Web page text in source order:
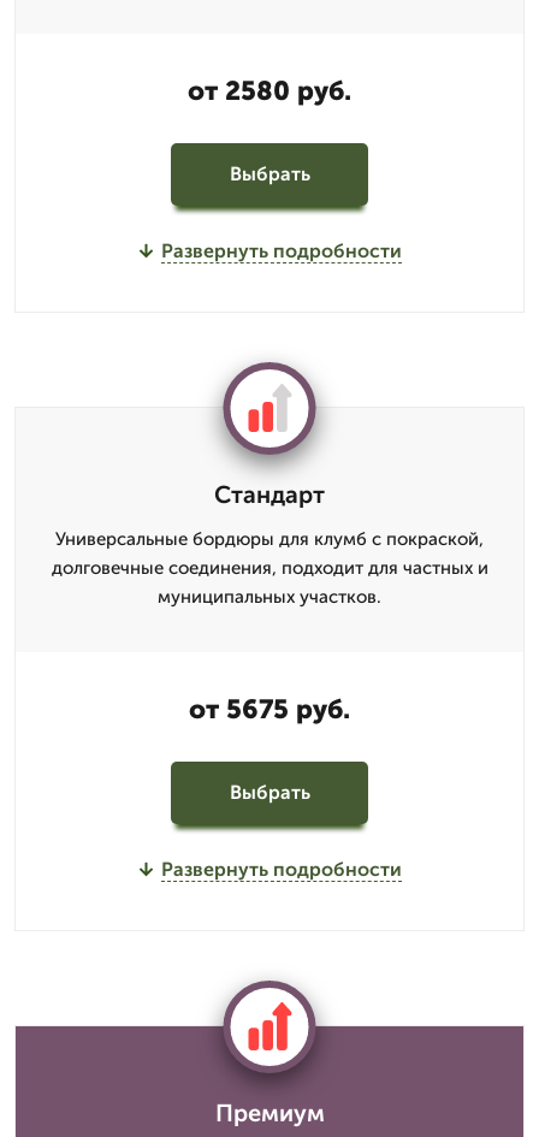
от 2580 руб.
Выбрать
Развернуть подробности
Стандарт
Универсальные бордюры для клумб с покраской,
долговечные соединения, подходит для частных и
муниципальных участков.
от 5675 руб.
Выбрать
Развернуть подробности
Премиум